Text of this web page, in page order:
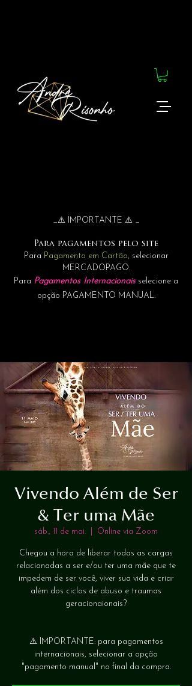
_⚠️ IMPORTANTE ⚠️ _
Para pagamentos pelo site
Para Pagamento em Cartão, selecionar
MERCADOPAGO.
Para Pagamentos Internacionais selecione a
opção PAGAMENTO MANUAL.
Vivendo Além de Ser
& Ter uma Mãe
sáb., 11 de mai. Online via Zoom
Chegou a hora de liberar todas as cargas
relacionadas a ser e/ou ter uma mãe que te
impedem de ser você, viver sua vida e criar
além dos ciclos de abuso e traumas
geracionaionais?
⚠️ IMPORTANTE: para pagamentos
internacionais, selecionar a opção
"pagamento manual" no final da compra.